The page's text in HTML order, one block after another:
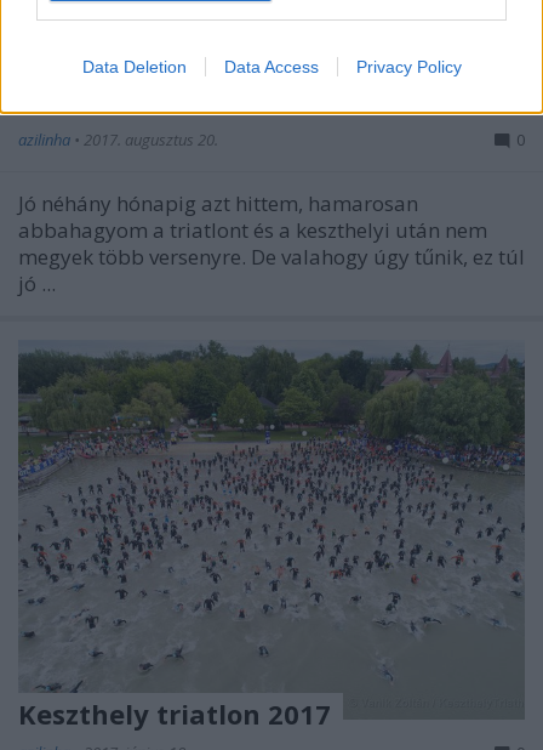
Data Deletion Data Access Privacy Policy
azilinha • 2017. augusztus 20. 0
Jó néhány hónapig azt hittem, hamarosan
abbahagyom a triatlont és a keszthelyi után nem
megyek több versenyre. De valahogy úgy tűnik, ez túl
jó ...
Keszthely triatlon 2017